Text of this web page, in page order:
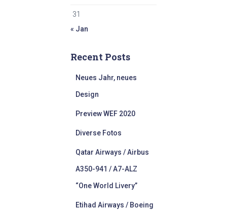
31
« Jan
Recent Posts
Neues Jahr, neues
Design
Preview WEF 2020
Diverse Fotos
Qatar Airways / Airbus
A350-941 / A7-ALZ
“One World Livery”
Etihad Airways / Boeing